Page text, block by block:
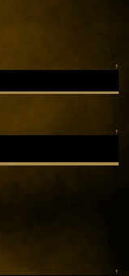
↑
↑
↑